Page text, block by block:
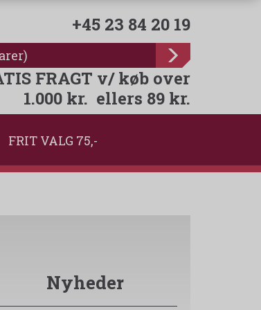
+45 23 84 20 19
)
FRAGT v/ køb over
1.000 kr. ellers 89 kr.
FRIT VALG 75,-
Nyheder